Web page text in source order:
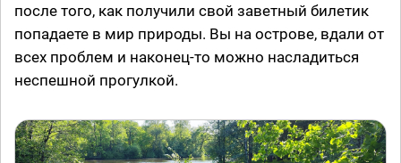
после того, как получили свой заветный билетик
попадаете в мир природы. Вы на острове, вдали от
всех проблем и наконец-то можно насладиться
неспешной прогулкой.